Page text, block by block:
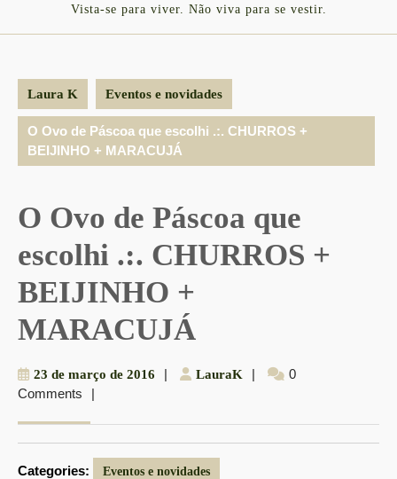
Vista-se para viver. Não viva para se vestir.
Laura K Eventos e novidades
O Ovo de Páscoa que escolhi .:. CHURROS +
BEIJINHO + MARACUJÁ
O Ovo de Páscoa que
escolhi .:. CHURROS +
BEIJINHO +
MARACUJÁ
23 de março de 2016 23| LauraK LauraK
|
0
Comments
|
Categories: Eventos e novidades